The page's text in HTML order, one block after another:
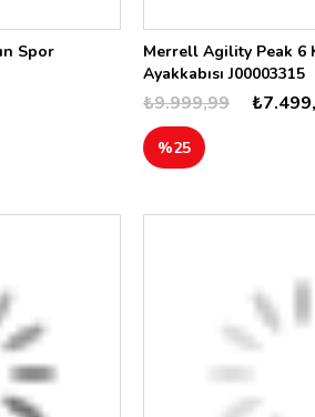
Spor
Merrell Agility Peak 6
Ayakkabısı J00003315
₺9.999,99
%25